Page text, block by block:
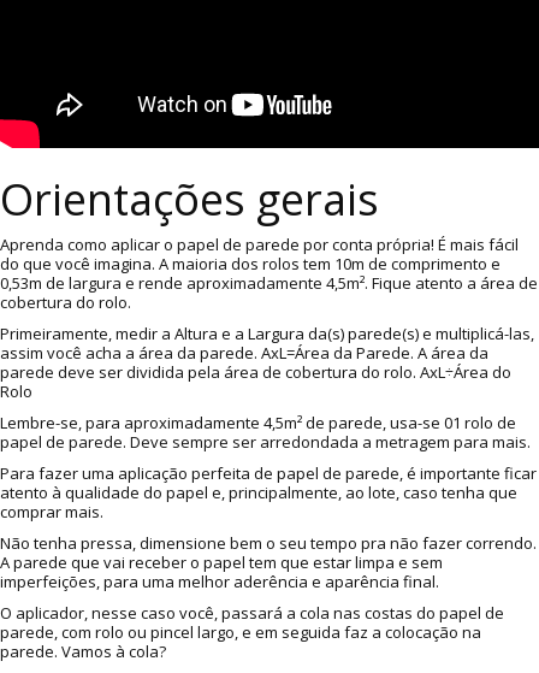
Orientações gerais
Aprenda como aplicar o papel de parede por conta própria! É mais fácil
do que você imagina. A maioria dos rolos tem 10m de comprimento e
0,53m de largura e rende aproximadamente 4,5m². Fique atento a área de
cobertura do rolo.
Primeiramente, medir a Altura e a Largura da(s) parede(s) e multiplicá-las,
assim você acha a área da parede. AxL=Área da Parede. A área da
parede deve ser dividida pela área de cobertura do rolo. AxL÷Área do
Rolo
Lembre-se, para aproximadamente 4,5m² de parede, usa-se 01 rolo de
papel de parede. Deve sempre ser arredondada a metragem para mais.
Para fazer uma aplicação perfeita de papel de parede, é importante ficar
atento à qualidade do papel e, principalmente, ao lote, caso tenha que
comprar mais.
Não tenha pressa, dimensione bem o seu tempo pra não fazer correndo.
A parede que vai receber o papel tem que estar limpa e sem
imperfeições, para uma melhor aderência e aparência final.
O aplicador, nesse caso você, passará a cola nas costas do papel de
parede, com rolo ou pincel largo, e em seguida faz a colocação na
parede. Vamos à cola?